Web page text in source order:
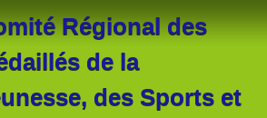
Régional des
de la
des Sports et
cookies